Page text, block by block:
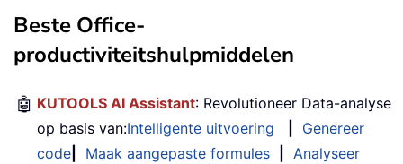
Beste Office-
productiviteitshulpmiddelen
🤖 KUTOOLS AI Assistant: Revolutioneer Data-analyse
op basis van:Intelligente uitvoering
Genereer
code
Maak aangepaste formules
Analyseer